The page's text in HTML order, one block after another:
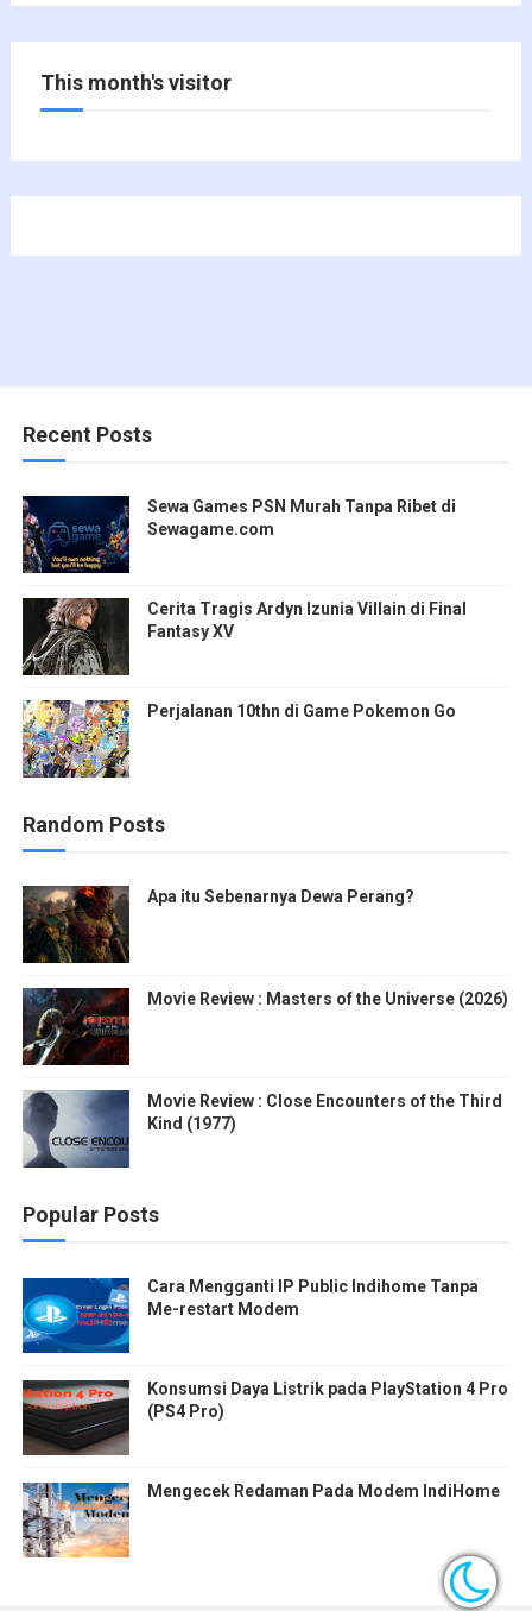
This month's visitor
Recent Posts
Sewa Games PSN Murah Tanpa Ribet di
Sewagame.com
Cerita Tragis Ardyn Izunia Villain di Final
Fantasy XV
Perjalanan 10thn di Game Pokemon Go
Random Posts
Apa itu Sebenarnya Dewa Perang?
Movie Review : Masters of the Universe (2026)
Movie Review : Close Encounters of the Third
Kind (1977)
Popular Posts
Cara Mengganti IP Public Indihome Tanpa
Me-restart Modem
Konsumsi Daya Listrik pada PlayStation 4 Pro
(PS4 Pro)
Mengecek Redaman Pada Modem IndiHome